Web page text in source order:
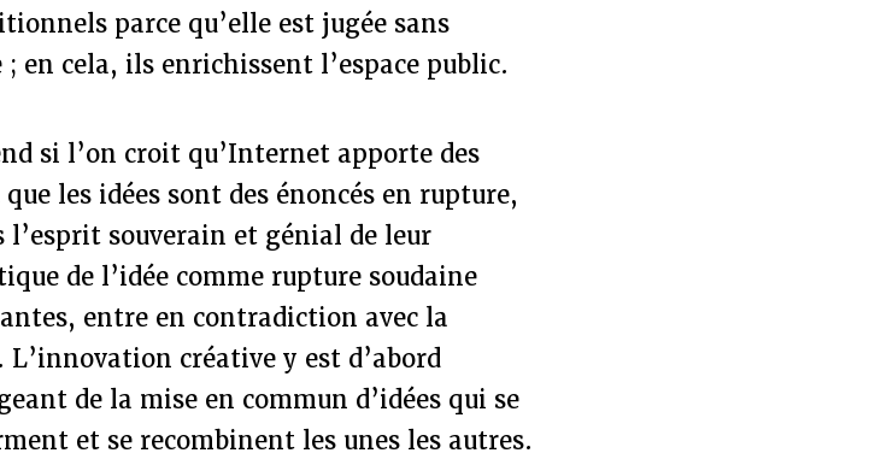
parce qu’elle est jugée sans
en cela, ils enrichissent l’espace public.
si l’on croit qu’Internet apporte des
les idées sont des énoncés en rupture,
souverain et génial de leur
de l’idée comme rupture soudaine
entre en contradiction avec la
créative y est d’abord
de la mise en commun d’idées qui se
et se recombinent les unes les autres.